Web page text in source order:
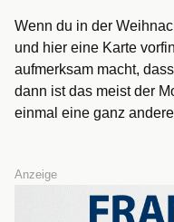
Wenn du in der
und hier eine Karte
aufmerksam macht,
dann ist das meist der
einmal eine ganz
Anzeige